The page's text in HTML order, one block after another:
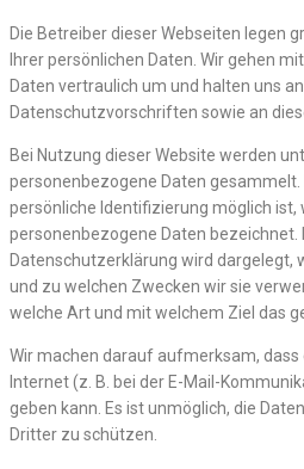
Die Betreiber dieser Webseiten legen
Ihrer persönlichen Daten. Wir gehen
Daten vertraulich um und halten uns
Datenschutzvorschriften sowie an
Bei Nutzung dieser Website werden
personenbezogene Daten gesammelt.
persönliche Identifizierung möglich ist,
personenbezogene Daten bezeichnet.
Datenschutzerklärung wird dargelegt,
und zu welchen Zwecken wir sie
welche Art und mit welchem Ziel das
Wir machen darauf aufmerksam,
Internet (z. B. bei der E-Mail-
geben kann. Es ist unmöglich, die
Dritter zu schützen.